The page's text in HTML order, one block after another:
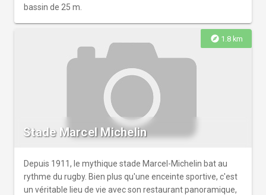
bassin de 25 m.
explore 1.8 km
Stade Marcel Michelin
Depuis 1911, le mythique stade Marcel-Michelin bat au
rythme du rugby. Bien plus qu'une enceinte sportive, c'est
un véritable lieu de vie avec son restaurant panoramique,